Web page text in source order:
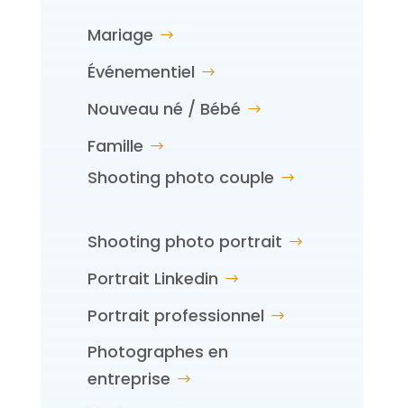
Mariage
Événementiel
Nouveau né / Bébé
Famille
Shooting photo couple
Shooting photo portrait
Portrait Linkedin
Portrait professionnel
Photographes en
entreprise